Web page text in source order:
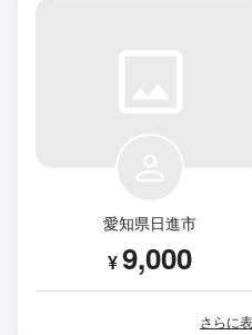
愛知県日進市
¥9,000
さらに